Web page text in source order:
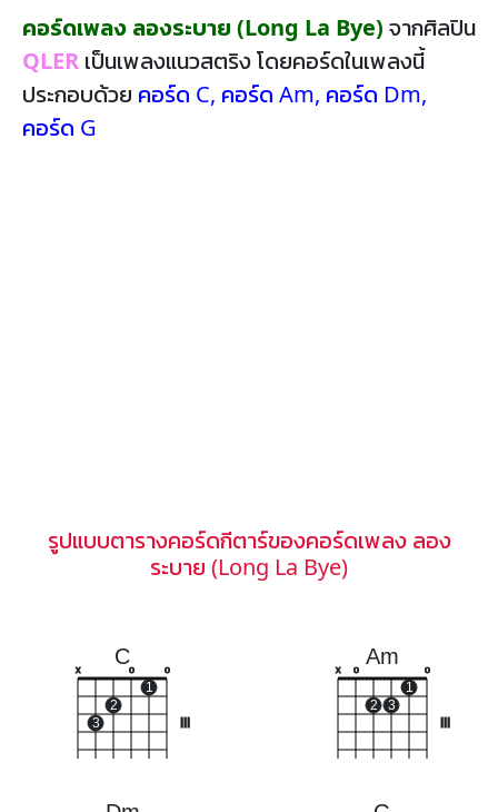
คอร์ดเพลง ลองระบาย (Long La Bye) จากศิลปิน
QLER เป็นเพลงแนวสตริง โดยคอร์ดในเพลงนี้
ประกอบด้วย คอร์ด C, คอร์ด Am, คอร์ด Dm,
คอร์ด G
รูปแบบตารางคอร์ดกีตาร์ของคอร์ดเพลง ลอง
ระบาย (Long La Bye)
C
x
3
2
o
1
o
Am
x o
2 3
1
o